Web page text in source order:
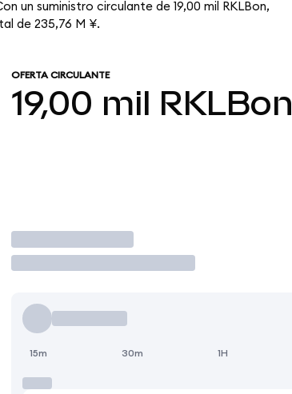
un suministro circulante de 19,00 mil RKLBon,
de 235,76 M ¥.
OFERTA CIRCULANTE
19,00 mil RKLBon
Operar
15m 30m 1H